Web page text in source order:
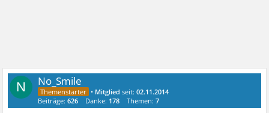
N No_Smile
• Mitglied seit:02.11.2014
Beiträge:626 Danke: 178 Themen:7